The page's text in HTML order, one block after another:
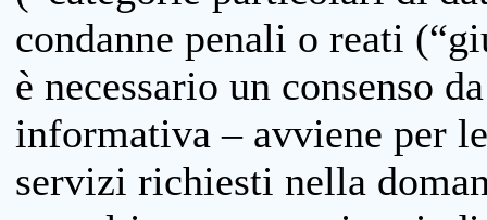
condanne penali o reati
è necessario un consenso
informativa – avviene per
servizi richiesti nella